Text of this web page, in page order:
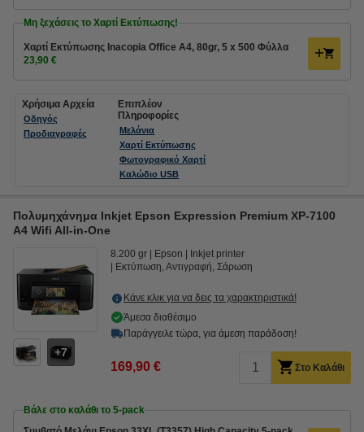
Μη ξεχάσεις το Χαρτί Εκτύπωσης!
Χαρτί Εκτύπωσης Inacopia Office Α4, 80gr, 5 x 500 Φύλλα
23,90 €
Χρήσιμα Αρχεία
Οδηγός
Προδιαγραφές
Επιπλέον
Πληροφορίες
Μελάνια
Χαρτί Εκτύπωσης
Φωτογραφικό Χαρτί
Καλώδιο USB
Πολυμηχάνημα Inkjet Epson Expression Premium XP-7100
A4 Wifi All-in-One
7
8.200 gr Epson
Inkjet printer
Εκτύπωση, Αντιγραφή, Σάρωση
Κάνε κλικ για να δεις τα χαρακτηριστικά!
Άμεσα διαθέσιμο
Παράγγειλε τώρα, για άμεση παράδοση!
169,90 € Στο Καλάθι
Βάλε στο καλάθι το 5-pack